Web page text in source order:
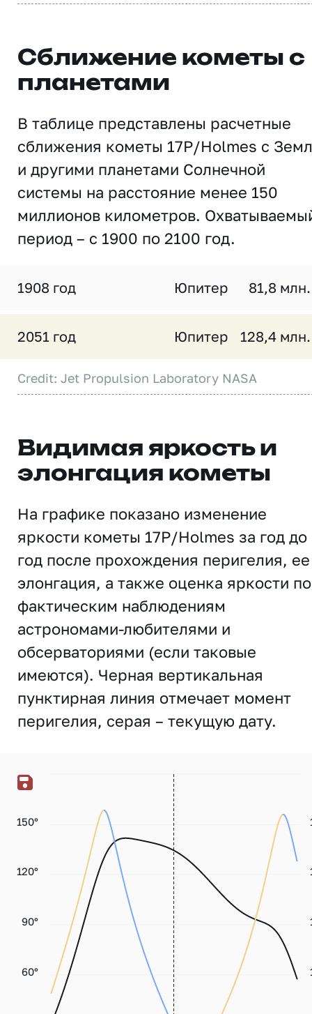
Сближение кометы с
планетами
В таблице представлены расчетные
сближения кометы 17P/Holmes с
и другими планетами Солнечной
системы на расстояние менее 150
миллионов километров.
период – с 1900 по 2100 год.
1908 год Юпитер 81,8
2051 год Юпитер 128,4
Credit: Jet Propulsion Laboratory NASA
Видимая яркость и
элонгация кометы
На графике показано изменение
яркости кометы 17P/Holmes за год до
год после прохождения перигелия, ее
элонгация, а также оценка яркости по
фактическим наблюдениям
астрономами-любителями и
обсерваториями (если таковые
имеются). Черная вертикальная
пунктирная линия отмечает момент
перигелия, серая – текущую дату.
60°
90°
120°
150°